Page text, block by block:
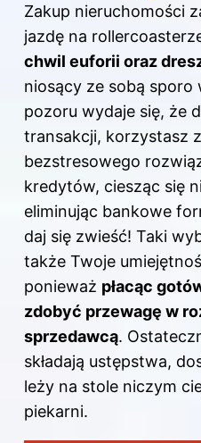
Zakup nieruchomości
jazdę na
chwil euforii oraz
niosący ze sobą sporo
pozoru wydaje się, że
transakcji, korzystasz
bezstresowego
kredytów, ciesząc się
eliminując bankowe
daj się zwieść! Taki
także Twoje
ponieważ płacąc
zdobyć przewagę w
sprzedawcą.
składają ustępstwa,
leży na stole niczym
piekarni.